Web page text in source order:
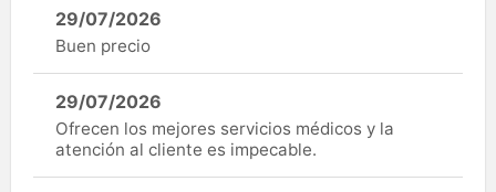
29/07/2026
Buen precio
29/07/2026
Ofrecen los mejores servicios médicos y la
atención al cliente es impecable.